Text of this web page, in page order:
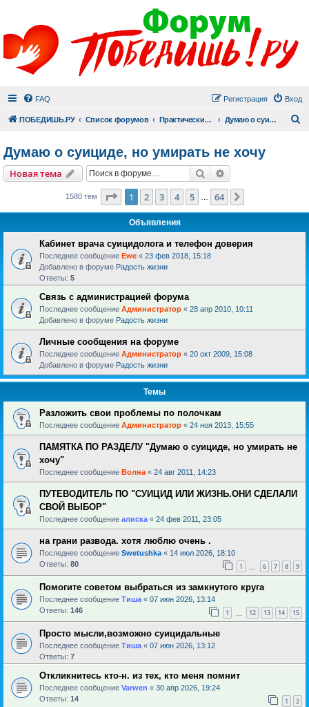
FAQ Вход
Регистрация
ПОБЕДИШЬ.РУ Список форумов Практический раздел Думаю о суициде, но умирать не хочу
Думаю о суициде, но умирать не хочу
Новая тема Поиск
1580 тем Страница из 64
1 2 3 4 5 64
Объявления
Кабинет врача суицидолога и телефон доверия
Последнее сообщение Ewe « 23 фев 2018, 15:18
Добавлено в форуме Радость жизни
Ответы: 5
Связь с администрацией форума
Последнее сообщение Администратор « 28 апр 2010, 10:11
Добавлено в форуме Радость жизни
Личные сообщения на форуме
Последнее сообщение Администратор « 20 окт 2009, 15:08
Добавлено в форуме Радость жизни
Темы
Разложить свои проблемы по полочкам
Последнее сообщение Администратор « 24 ноя 2013, 15:55
ПАМЯТКА ПО РАЗДЕЛУ "Думаю о суициде, но умирать не
хочу"
Последнее сообщение Волна « 24 авг 2011, 14:23
ПУТЕВОДИТЕЛЬ ПО "СУИЦИД ИЛИ ЖИЗНЬ.ОНИ СДЕЛАЛИ
СВОЙ ВЫБОР"
Последнее сообщение алиска « 24 фев 2011, 23:05
на грани развода. хотя люблю очень .
Последнее сообщение Swetushka « 14 июл 2026, 18:10
Ответы: 80 1 6 7 8 9
Помогите советом выбраться из замкнутого круга
Последнее сообщение Тиша « 07 июн 2026, 13:14
Ответы: 146 1 12 13 14 15
Просто мысли,возможно суицидальные
Последнее сообщение Тиша « 07 июн 2026, 13:12
Ответы: 7
Откликнитесь кто-н. из тех, кто меня помнит
Последнее сообщение Varwen « 30 апр 2026, 19:24
Ответы: 14 1 2